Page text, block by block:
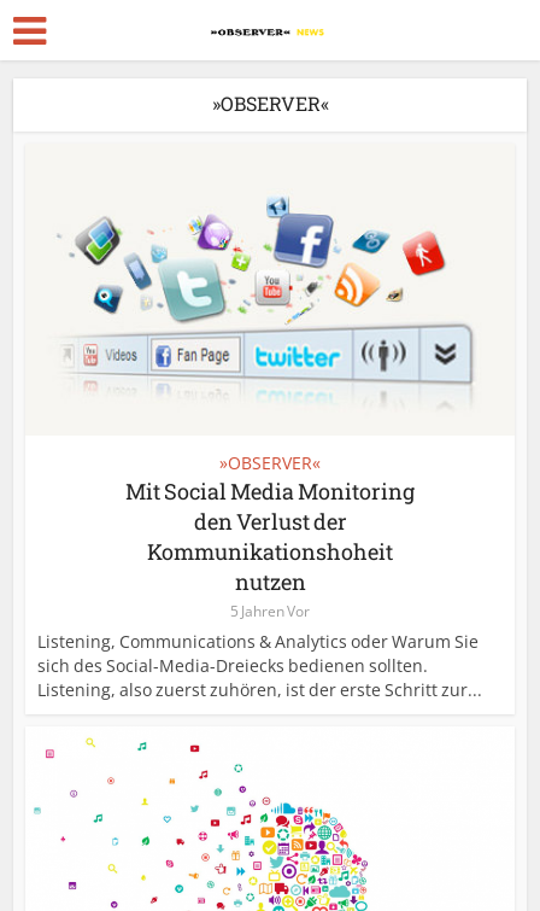
»OBSERVER«
»OBSERVER«
Mit Social Media Monitoring
den Verlust der
Kommunikationshoheit
nutzen
5 Jahren Vor
Listening, Communications & Analytics oder Warum Sie
sich des Social-Media-Dreiecks bedienen sollten.
Listening, also zuerst zuhören, ist der erste Schritt zur...